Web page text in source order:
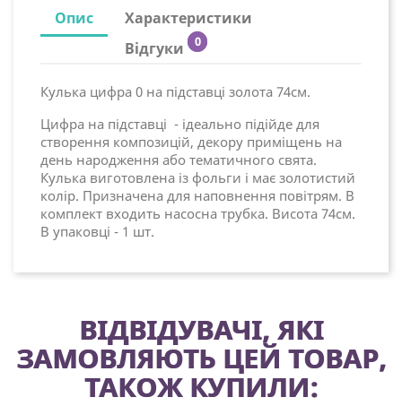
Опис
Характеристики
Відгуки
0
Кулька цифра 0 на підставці золота 74см.
Цифра на підставці - ідеально підійде для
створення композицій, декору приміщень на
день народження або тематичного свята.
Кулька виготовлена із фольги і має золотистий
колір. Призначена для наповнення повітрям. В
комплект входить насосна трубка. Висота 74см.
В упаковці - 1 шт.
ВІДВІДУВАЧІ, ЯКІ
ЗАМОВЛЯЮТЬ ЦЕЙ ТОВАР,
ТАКОЖ КУПИЛИ: